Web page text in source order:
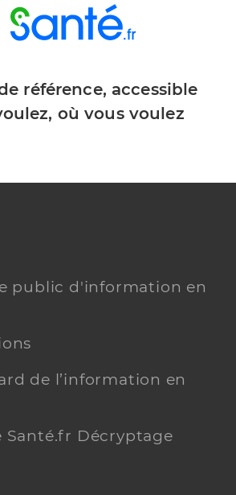
référence, accessible
où vous voulez
public d'information en
de l’information en
Santé.fr Décryptage